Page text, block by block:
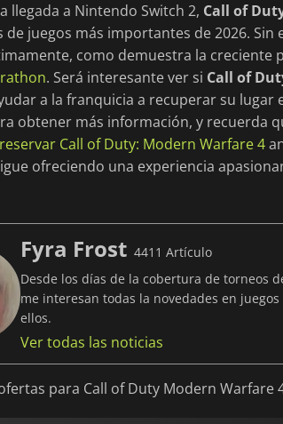
llegada a Nintendo Switch 2, Call of
de juegos más importantes de 2026.
como demuestra la
. Será interesante ver si Call of
a la franquicia a recuperar su lugar
obtener más información, y recuerda
Call of Duty: Modern Warfare 4
ofreciendo una experiencia
Fyra Frost 4411 Artículo
Desde los días de la cobertura de torneos
me interesan todas la novedades en
ellos.
Ver todas las noticias
para Call of Duty Modern Warfare